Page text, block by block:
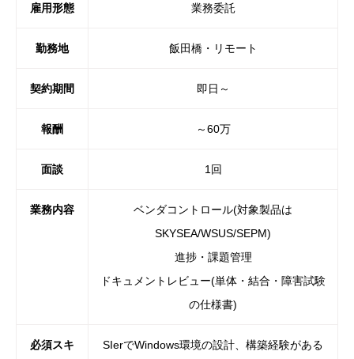
雇用形態 業務委託
勤務地 飯田橋・リモート
契約期間 即日～
報酬 ～60万
面談 1回
業務内容
ベンダコントロール(対象製品は
SKYSEA/WSUS/SEPM)
進捗・課題管理
ドキュメントレビュー(単体・結合・障害試験
の仕様書)
必須スキ
SIerでWindows環境の設計、構築経験がある